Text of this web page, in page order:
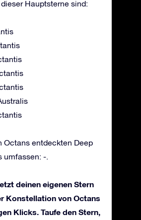
Hauptsterne sind:
Octans entdeckten Deep
umfassen: -.
deinen eigenen Stern
Konstellation von Octans
Klicks. Taufe den Stern,